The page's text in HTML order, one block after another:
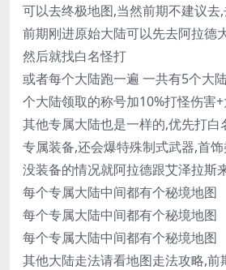
可以去终极地图,当然前期不建议去
前期刚进原始大陆可以先去阿拉德
然后就找白名怪打
或者每个大陆跑一遍 一共有5个大
个大陆领取的称号加10%打怪伤害
其他专属大陆也是一样的,优先打白
专属装备,还会爆特殊制式武器,首
没装备的情况就阿拉德跟艾泽拉斯
每个专属大陆中间都有个秘境地图
每个专属大陆中间都有个秘境地图
每个专属大陆中间都有个秘境地图
其他大陆走法请看地图走法攻略,前